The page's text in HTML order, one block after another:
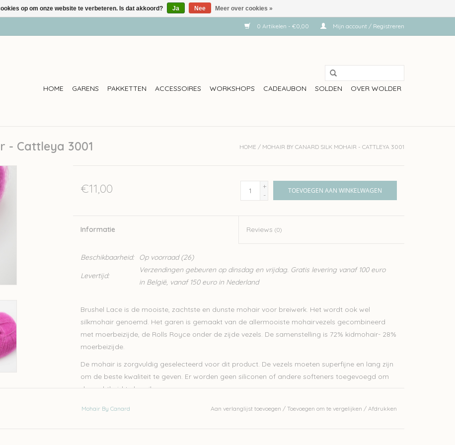
0 Artikelen - €0,00 Mijn account / Registreren
HOME GARENS PAKKETTEN ACCESSOIRES WORKSHOPS CADEAUBON SOLDEN OVER WOLDER
- Cattleya 3001 HOME / MOHAIR BY CANARD SILK MOHAIR - CATTLEYA 3001
€11,00
+
-
TOEVOEGEN AAN WINKELWAGEN
Informatie Reviews(0)
Beschikbaarheid: Op voorraad(26)
Levertijd:
Verzendingen gebeuren op dinsdag en vrijdag. Gratis levering vanaf 100 euro
in België, vanaf 150 euro in Nederland
Brushel Lace is de mooiste, zachtste en dunste mohair voor breiwerk. Het wordt ook wel
silkmohair genoemd. Het garen is gemaakt van de allermooiste mohairvezels gecombineerd
met moerbeizijde, de Rolls Royce onder de zijde vezels. De samenstelling is 72% kidmohair- 28%
moerbeizijde.
De mohair is zorgvuldig geselecteerd voor dit product. De vezels moeten superfijne en lang zijn
om de beste kwaliteit te geven. Er worden geen siliconen of andere softeners toegevoegd om
de zachtheid te bereiken.
Dit topgaren wordt op veel manieren gebruikt. Ultralichte truien worden met 1 draad gebreid. Je
Mohair By Canard Aan verlanglijst toevoegen / Toevoegen om te vergelijken / Afdrukken
op om onze website te verbeteren. Is dat akkoord? Ja Nee Meer over cookies »